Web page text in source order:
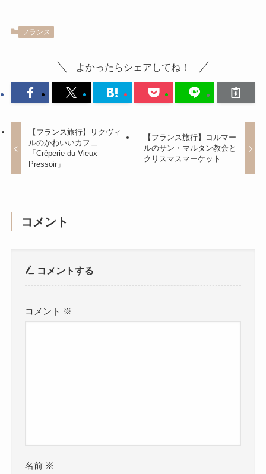
フランス
よかったらシェアしてね！
【フランス旅行】リクヴィ
ルのかわいいカフェ
「Crêperie du Vieux
Pressoir」
【フランス旅行】コルマー
ルのサン・マルタン教会と
クリスマスマーケット
コメント
コメントする
コメント ※
名前 ※